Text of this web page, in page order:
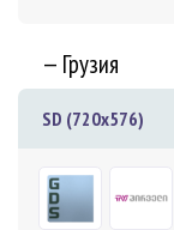
— Грузия
SD (720x576)